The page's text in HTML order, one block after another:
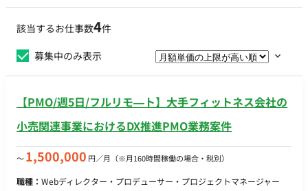
該当するお仕事数4件
募集中のみ表示
【PMO/週5日/フルリモ―ト】大手フィットネス会社の
小売関連事業におけるDX推進PMO業務案件
〜1,500,000 円／月 （※月160時間稼働の場合・税別）
職種： Webディレクター・プロデューサー・プロジェクトマネージャー